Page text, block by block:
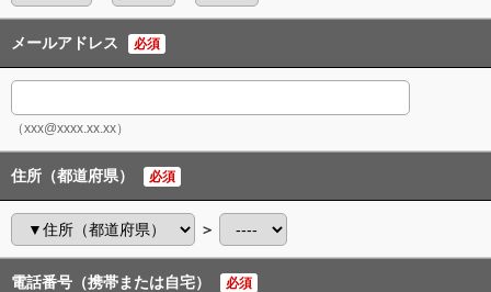
メールアドレス 必須
（xxx@xxxx.xx.xx）
住所（都道府県） 必須
＞
電話番号（携帯または自宅） 必須